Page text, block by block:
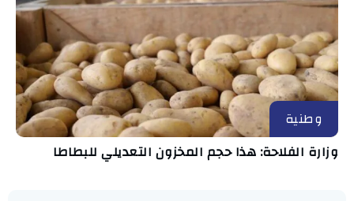
وطنية
وزارة الفلاحة: هذا حجم المخزون التعديلي للبطاطا